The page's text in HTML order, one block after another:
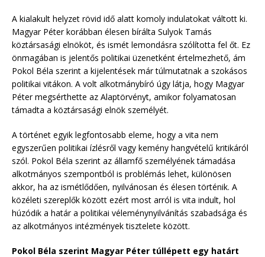
A kialakult helyzet rövid idő alatt komoly indulatokat váltott ki.
Magyar Péter korábban élesen bírálta Sulyok Tamás
köztársasági elnököt, és ismét lemondásra szólította fel őt. Ez
önmagában is jelentős politikai üzenetként értelmezhető, ám
Pokol Béla szerint a kijelentések már túlmutatnak a szokásos
politikai vitákon. A volt alkotmánybíró úgy látja, hogy Magyar
Péter megsérthette az Alaptörvényt, amikor folyamatosan
támadta a köztársasági elnök személyét.
A történet egyik legfontosabb eleme, hogy a vita nem
egyszerűen politikai ízlésről vagy kemény hangvételű kritikáról
szól. Pokol Béla szerint az államfő személyének támadása
alkotmányos szempontból is problémás lehet, különösen
akkor, ha az ismétlődően, nyilvánosan és élesen történik. A
közéleti szereplők között ezért most arról is vita indult, hol
húzódik a határ a politikai véleménynyilvánítás szabadsága és
az alkotmányos intézmények tisztelete között.
Pokol Béla szerint Magyar Péter túllépett egy határt